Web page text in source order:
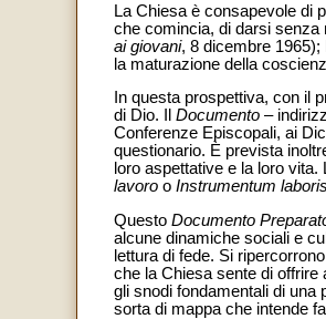
La Chiesa è consapevole di
che comincia, di darsi senza
ai giovani, 8 dicembre
la maturazione della
In questa prospettiva, con il
di Dio. Il Documento –
Conferenze Episcopali, ai
questionario. È prevista
loro aspettative e la loro
lavoro o Instrumentum laboris
Questo Documento
alcune dinamiche sociali e
lettura di fede. Si
che la Chiesa sente di offrire
gli snodi fondamentali di una
sorta di mappa che intende